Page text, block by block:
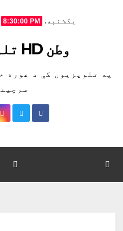
یکشنبه. Aug 9th, 2026 8:30:00 PM
وطن HD تلویزیون
په تلویزیون کې د غوره